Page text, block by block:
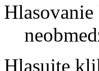
Hlasujte